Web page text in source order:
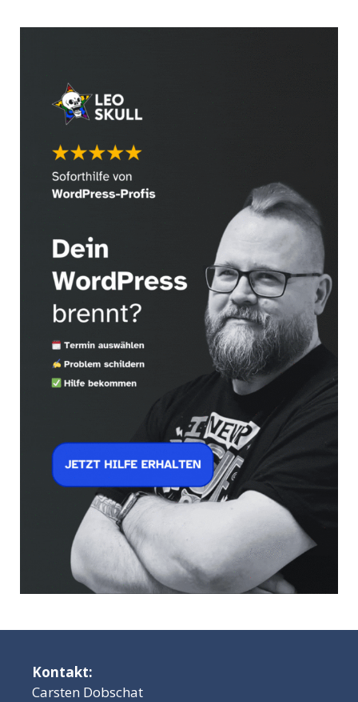
Kontakt:
Carsten Dobschat